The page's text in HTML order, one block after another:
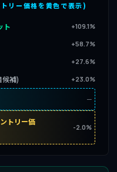
リー価格を黄色で表示)
ト +109.1%
+58.7%
+27.6%
候補) +23.0%
─
トリー価
-2.0%